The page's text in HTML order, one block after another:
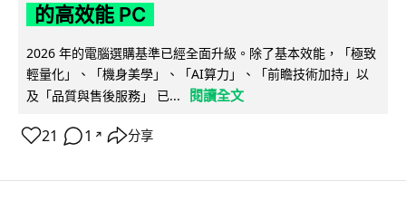
的高效能 PC
2026 年的電腦選購基準已經全面升級。除了基本效能，「極致
輕量化」、「機身美學」、「AI算力」、「前瞻技術加持」以
及「品質與售後服務」 已...
閱讀全文
21 1 ↗ 分享